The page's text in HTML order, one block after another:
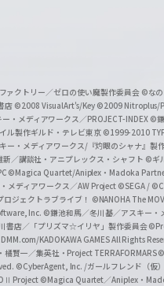
ァクトリー／ゼロの使い魔製作委員会 ©な
店 ©2008 VisualArt's/Key ©2009 Nitroplus/
・メディアワークス／PROJECT-INDEX ©
ル製作ギルド・テレビ東京 ©1999-2010
ー・メディアワークス/『灼眼のシャナ』製
／講談社・アニプレックス・シャフト ©ギ
©Magica Quartet/Aniplex・Madoka
メディアワークス／AW Project ©SEGA /
ジェクトラブライブ！ ©NANOHA The
Inc. ©鎌池和馬／冬川基／アスキー・
書店／「プリズマ☆イリヤ」製作委員会
KADOKAWA GAMES All Rights
橘賢一／集英社・Project TERRAFORMARS
©CyberAgent, Inc. /ガールフレンド（仮
Project ©Magica Quartet／Aniplex・